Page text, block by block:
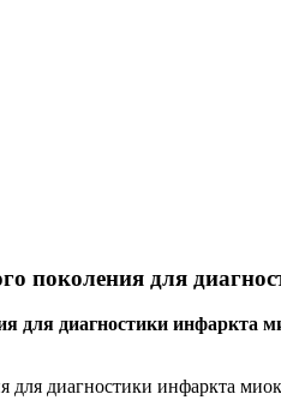
поколения для
для диагностики